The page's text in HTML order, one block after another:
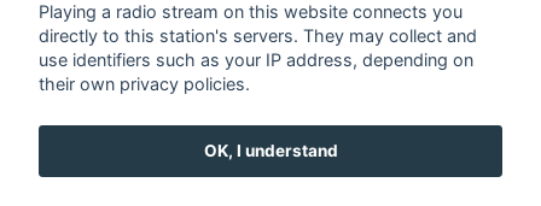
Playing a radio stream on this website connects you
directly to this station's servers. They may collect and
use identifiers such as your IP address, depending on
their own privacy policies.
OK, I understand